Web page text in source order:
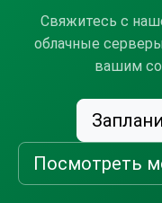
Свяжитесь с
облачные
вашим
Посмотреть